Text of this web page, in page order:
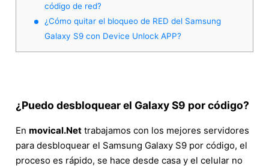
código de red?
¿Cómo quitar el bloqueo de RED del Samsung
Galaxy S9 con Device Unlock APP?
¿Puedo desbloquear el Galaxy S9 por código?
En movical.Net trabajamos con los mejores servidores
para desbloquear el Samsung Galaxy S9 por código, el
proceso es rápido, se hace desde casa y el celular no